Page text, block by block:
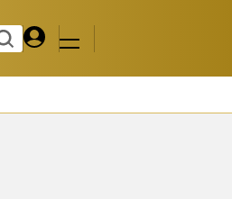
マイペ
ジ
メニュ